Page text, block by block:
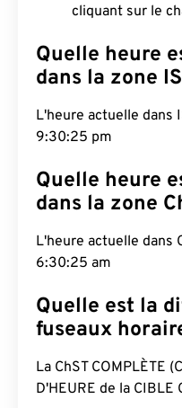
cliquant sur le
Quelle heure
dans la zone
L'heure actuelle dans
9:30:26 pm
Quelle heure
dans la zone
L'heure actuelle dans
6:30:26 am
Quelle est la
fuseaux
La ChST COMPLÈTE
D'HEURE de la CIBLE